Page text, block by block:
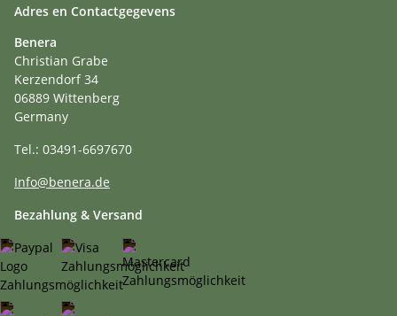
Adres en Contactgegevens
Benera
Christian Grabe
Kerzendorf 34
06889 Wittenberg
Germany
Tel.: 03491-6697670
Info@benera.de
Bezahlung & Versand